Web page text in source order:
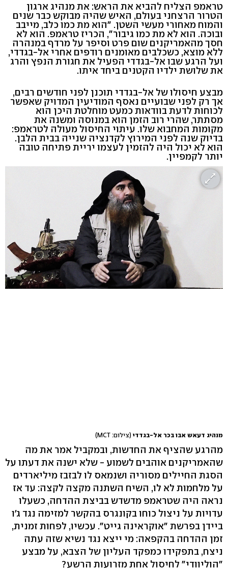
טראמפ הצליח להביא את הראש: את מנהיג ארגון
הטרור הרצחני בעולם, האיש שהיה מבוקש כבר שנים
והמוח מאחורי מעשי השטן. "הוא מת כמו כלב, מייבב
ובוכה. הוא לא מת כמו גיבור", הכריז טראמפ. הוא לא
חסך מהאמריקנים שום פרט וסיפר על מרדף במנהרה
ללא מוצא, כשכלבים מאומנים רודפים אחרי אל-בגדדי,
ועל הרגע שבו אל-בגדדי הפעיל את חגורת הנפץ והרג
את שלושת ילדיו הקטנים ביחד איתו.
מבצע חיסולו של אל-בגדדי תוכנן לפני חודשים רבים,
אך רק לפני שבועיים נאסף המודיעין המדויק שאפשר
לכוחות לדעת בוודאות כמעט מוחלטת היכן הוא
מסתתר, שהרי רוב הזמן הוא במנוסה ומשנה את
מקומות המחבוא שלו. עיתוי החיסול מעולה לטראמפ:
בדיוק שנה לפני המירוץ לקדנציה שנייה בבית הלבן.
הוא לא יכול היה להזמין לעצמו יריית פתיחה טובה
יותר לקמפיין.
מנהיג דעאש אבו בכר אל-בגדדי (צילום: MCT)
מהרגע שהציף את החדשות, ובמקביל אמר את מה
שהאמריקנים אוהבים לשמוע - שלא ישנה את דעתו על
הסגת החיילים מסוריה ושנמאס לו לבזבז מיליארדים
על מלחמות לא לו, השיח השתנה מקצה לקצה: עד אז
נראה היה שטראמפ מדשדש בביצת ההדחה, כשעלו
עדויות על ניצול כוחו בקונגרס בהקשר למזימה נגד ג'ו
ביידן בפרשת "אוקראינה גייט". עכשיו, לפחות זמנית,
זמן ההדחה בהקפאה: מי ייצא נגד נשיא שזה עתה
ניצח, בתפקידו כמפקד העליון של הצבא, על מבצע
"הוליוודי" לחיסול אחת מזרועות הרשע?